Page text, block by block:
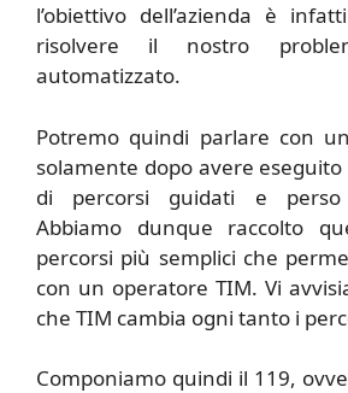
l’obiettivo dell’azienda è
risolvere il nostro
automatizzato.
Potremo quindi parlare con
solamente dopo avere
di percorsi guidati e
Abbiamo dunque raccolto
percorsi più semplici che
con un operatore TIM. Vi
che TIM cambia ogni tanto i
Componiamo quindi il 119,